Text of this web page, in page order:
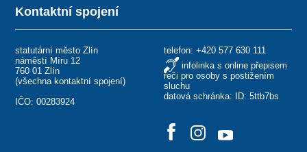
Kontaktní spojení
statutární město Zlín
náměstí Míru 12
760 01 Zlín
(všechna kontaktní spojení)
IČO: 00283924
telefon: +420 577 630 111
infolinka s online přepisem
řeči pro osoby s postižením
sluchu
datová schránka: ID: 5ttb7bs